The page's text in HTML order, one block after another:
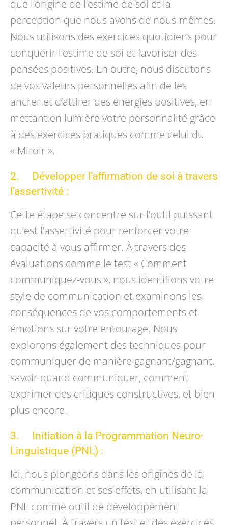
que l’origine de l’estime de soi et la
perception que nous avons de nous-mêmes.
Nous utilisons des exercices quotidiens pour
conquérir l’estime de soi et favoriser des
pensées positives. En outre, nous discutons
de vos valeurs personnelles afin de les
ancrer et d’attirer des énergies positives, en
mettant en lumière votre personnalité grâce
à des exercices pratiques comme celui du
« Miroir ».
2. Développer l’affirmation de soi à travers
l’assertivité :
Cette étape se concentre sur l’outil puissant
qu’est l’assertivité pour renforcer votre
capacité à vous affirmer. À travers des
évaluations comme le test « Comment
communiquez-vous », nous identifions votre
style de communication et examinons les
conséquences de vos comportements et
émotions sur votre entourage. Nous
explorons également des techniques pour
communiquer de manière gagnant/gagnant,
savoir quand communiquer, comment
exprimer des critiques constructives, et bien
plus encore.
3. Initiation à la Programmation Neuro-
Linguistique (PNL) :
Ici, nous plongeons dans les origines de la
communication et ses effets, en utilisant la
PNL comme outil de développement